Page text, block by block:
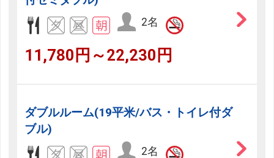
2名
11,780円～22,230円
ダブルルーム(19平米/バス・トイレ付ダ
ブル)
2名